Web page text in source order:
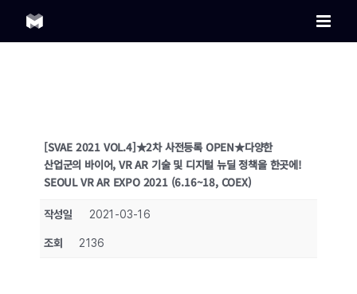
content
[SVAE 2021 VOL.4]★2차 사전등록 OPEN★다양한
산업군의 바이어, VR AR 기술 및 디지털 뉴딜 정책을 한곳에!
SEOUL VR AR EXPO 2021 (6.16~18, COEX)
작성일 2021-03-16
조회 2136